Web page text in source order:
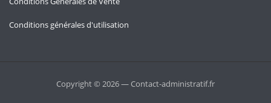
Conditions générales d'utilisation
Copyright © 2026 — Contact-administratif.fr